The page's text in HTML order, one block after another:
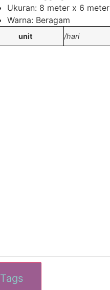
Ukuran: 8 meter x 6 meter
Warna: Beragam
unit /hari
Tags